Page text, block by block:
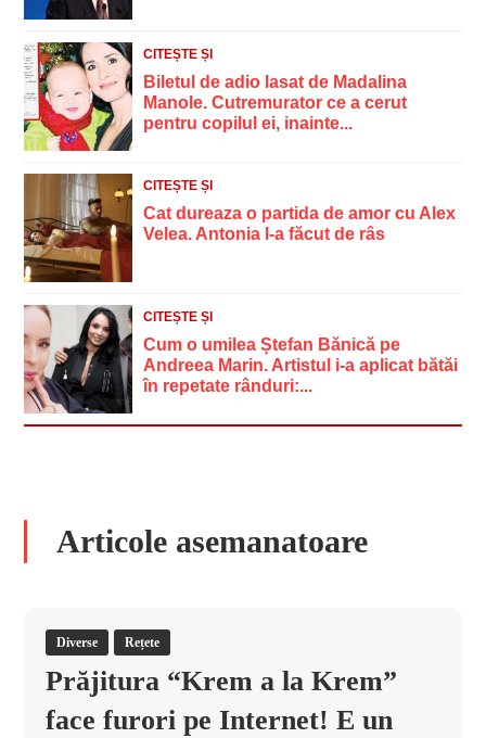
CITEȘTE ȘI
Biletul de adio lasat de Madalina
Manole. Cutremurator ce a cerut
pentru copilul ei, inainte...
CITEȘTE ȘI
Cat dureaza o partida de amor cu Alex
Velea. Antonia l-a făcut de râs
CITEȘTE ȘI
Cum o umilea Ștefan Bănică pe
Andreea Marin. Artistul i-a aplicat bătăi
în repetate rânduri:...
Articole asemanatoare
Diverse Rețete
Prăjitura “Krem a la Krem”
face furori pe Internet! E un